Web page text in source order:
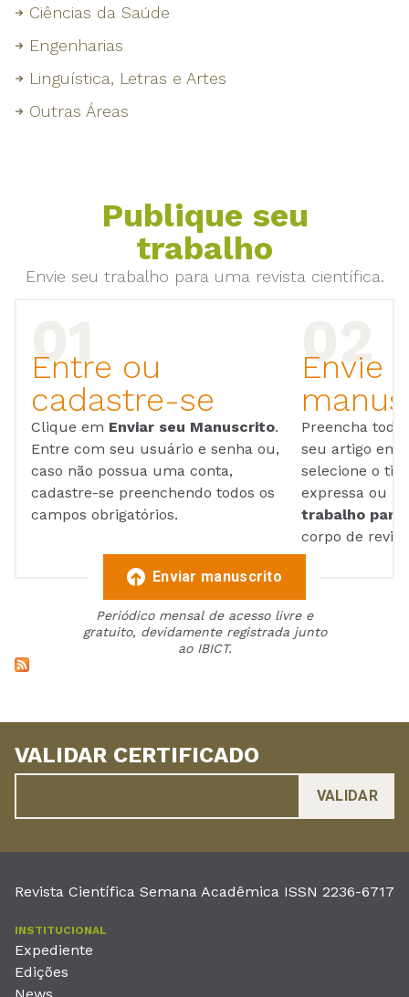
Ciências da Saúde
Engenharias
Linguística, Letras e Artes
Outras Áreas
Publique seu
trabalho
Envie seu trabalho para uma revista científica.
Entre ou
cadastre-se
Clique em Enviar seu Manuscrito.
Entre com seu usuário e senha ou,
caso não possua uma conta,
cadastre-se preenchendo todos os
campos obrigatórios.
Envie
Preencha
seu artigo em
selecione o
expressa ou
trabalho para
corpo de
Enviar manuscrito
Periódico mensal de acesso livre e
gratuito, devidamente registrada junto
ao IBICT.
VALIDAR CERTIFICADO
Revista Científica Semana Acadêmica ISSN 2236-6717
INSTITUCIONAL
Expediente
Edições